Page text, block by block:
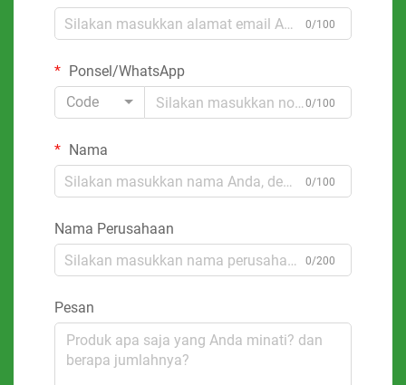
0/100
Ponsel/WhatsApp
Code
0/100
Nama
0/100
Nama Perusahaan
0/200
Pesan